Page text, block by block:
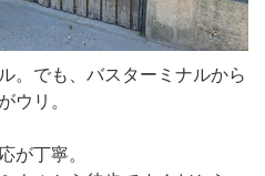
。でも、バスターミナルから
ウリ。
が丁寧。